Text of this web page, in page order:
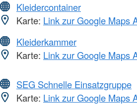
Kleidercontainer
Karte: Link zur Google Maps
Kleiderkammer
Karte: Link zur Google Maps
SEG Schnelle Einsatzgruppe
Karte: Link zur Google Maps